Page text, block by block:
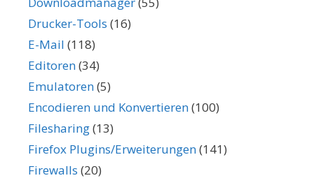
Drucker-Tools (16)
E-Mail (118)
Editoren(34)
Emulatoren(5)
Encodieren und Konvertieren(100)
Filesharing(13)
Firefox Plugins/Erweiterungen(141)
Firewalls (20)